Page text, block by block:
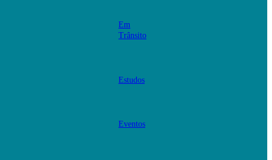
Em
Trânsito
Estudos
Eventos